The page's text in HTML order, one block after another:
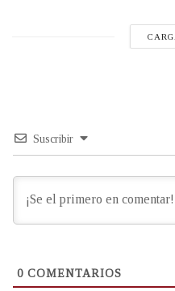
Suscribir
0 COMENTARIOS